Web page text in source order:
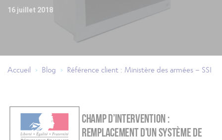
16 juillet 2018
Accueil > Blog > Référence client : Ministère des armées – SSI
Champ d’intervention :
remplacement d’un système de